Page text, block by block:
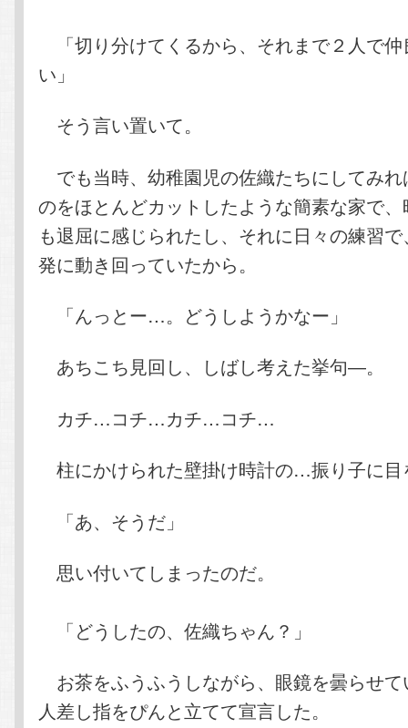
「切り分けてくるから、それまで２人で
い」
そう言い置いて。
でも当時、幼稚園児の佐織たちにしてみ
のをほとんどカットしたような簡素な家で
も退屈に感じられたし、それに日々の練習
発に動き回っていたから。
「んっとー…。どうしようかなー」
あちこち見回し、しばし考えた挙句―。
カチ…コチ…カチ…コチ…
柱にかけられた壁掛け時計の…振り子に目
「あ、そうだ」
思い付いてしまったのだ。
「どうしたの、佐織ちゃん？」
お茶をふうふうしながら、眼鏡を曇らせ
人差し指をぴんと立てて宣言した。